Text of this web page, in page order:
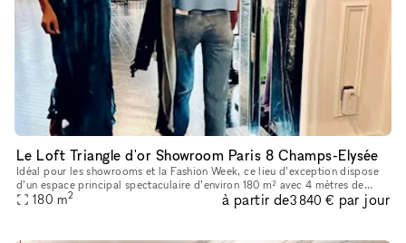
Le Loft Triangle d'or Showroom Paris 8 Champs-Elysée
Idéal pour les showrooms et la Fashion Week, ce lieu d’exception dispose
d’un espace principal spectaculaire d’environ 180 m² avec 4 mètres de
hauteur sous plafond. Ses volumes impressionnants et sa
180 m2 à partir de3 840 € par jour